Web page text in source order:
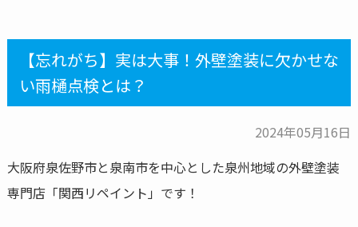
【忘れがち】実は大事！外壁塗装に欠かせな
い雨樋点検とは？
2024年05月16日
大阪府泉佐野市と泉南市を中心とした泉州地域の外壁塗装
専門店「関西リペイント」です！